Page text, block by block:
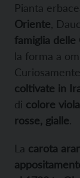
Pianta
Oriente ,
famiglia
la forma a
coltivate in
di colore viola
rosse, gialle.
La carota